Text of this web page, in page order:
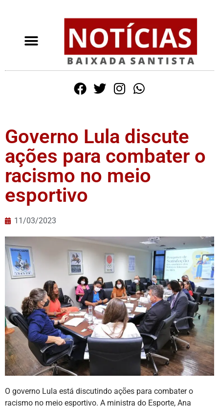
Governo Lula discute
ações para combater o
racismo no meio
esportivo
11/03/2023
O governo Lula está discutindo ações para combater o
racismo no meio esportivo. A ministra do Esporte, Ana